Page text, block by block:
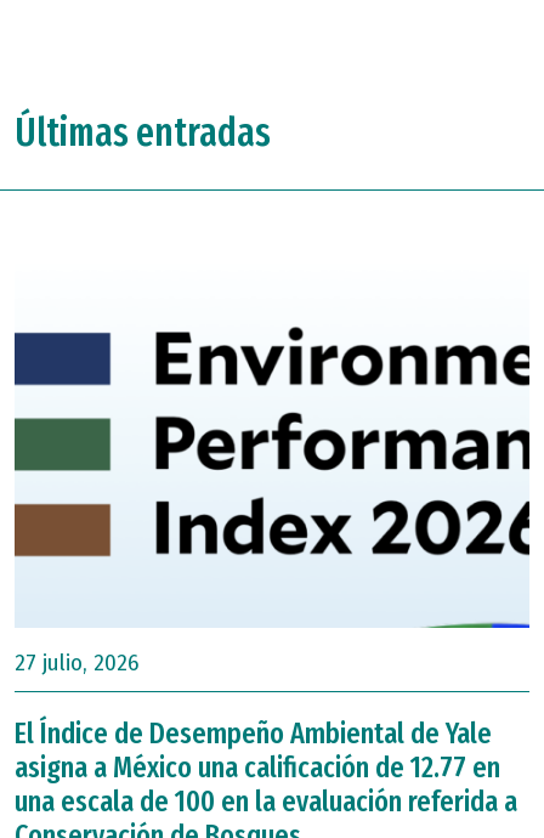
Últimas entradas
27 julio, 2026
El Índice de Desempeño Ambiental de Yale
asigna a México una calificación de 12.77 en
una escala de 100 en la evaluación referida a